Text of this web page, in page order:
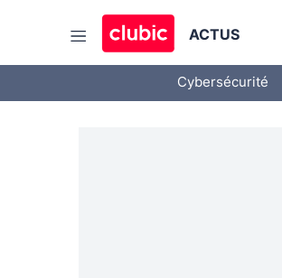
ACTUS
Cybersécurité